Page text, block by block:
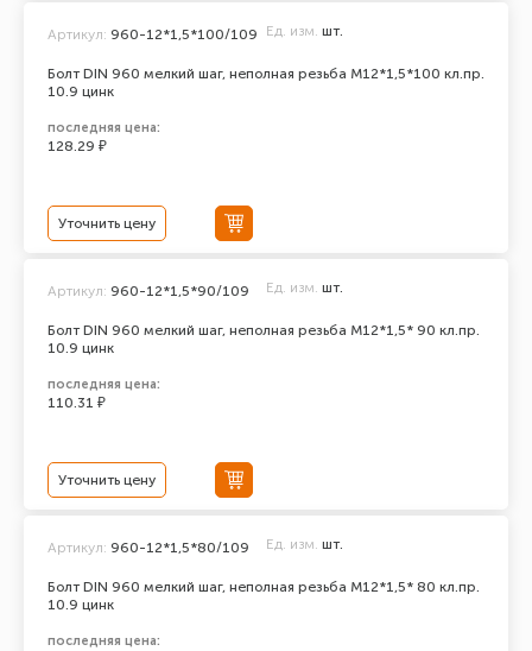
Болт DIN 960 мелкий шаг, неполная резьба M12*1,5*100 кл.пр.
10.9 цинк
Артикул: 960-12*1,5*100/109 Ед. изм. шт.
последняя цена:
128.29 ₽
Уточнить цену
Болт DIN 960 мелкий шаг, неполная резьба M12*1,5* 90 кл.пр.
10.9 цинк
Артикул: 960-12*1,5*90/109 Ед. изм. шт.
последняя цена:
110.31 ₽
Уточнить цену
Болт DIN 960 мелкий шаг, неполная резьба M12*1,5* 80 кл.пр.
10.9 цинк
Артикул: 960-12*1,5*80/109 Ед. изм. шт.
последняя цена: